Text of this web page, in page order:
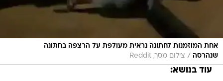
אחת המוזמנות לחתונה נראית מעולפת על הרצפה בחתונה
שנהרסה / צילום מסך, Reddit
עוד בנושא: